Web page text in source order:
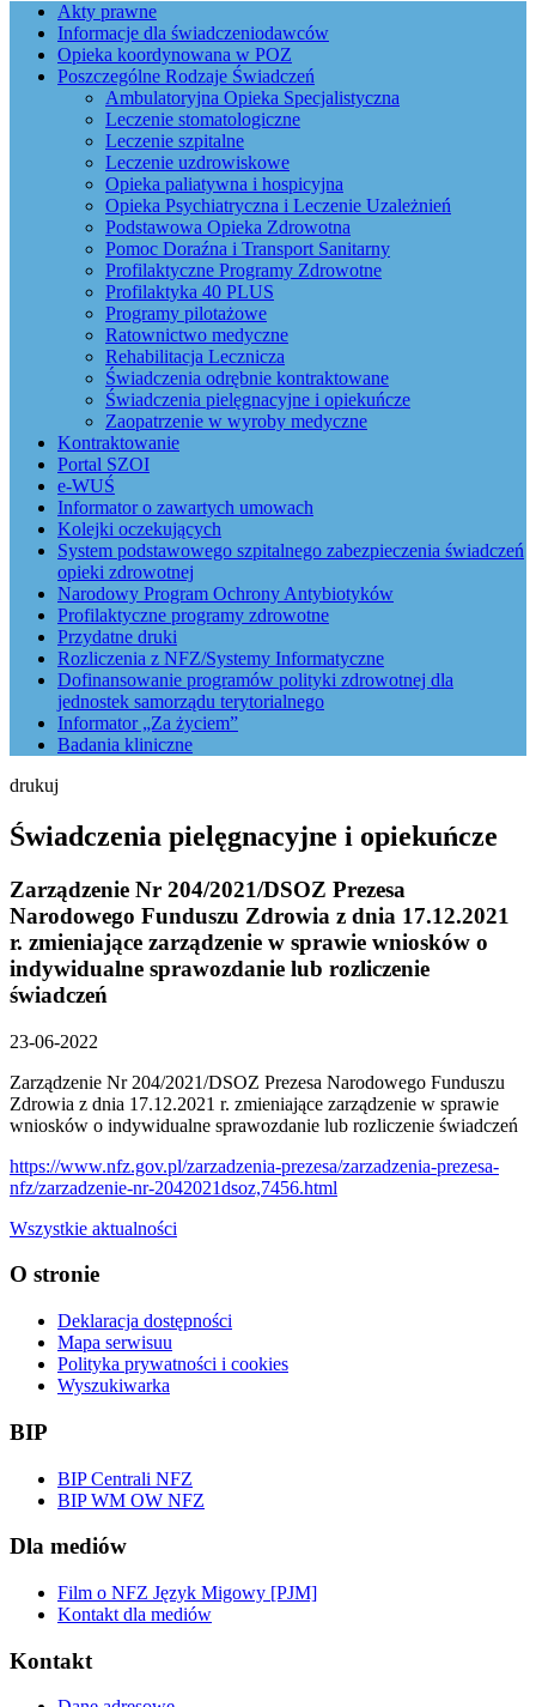
Akty prawne
Informacje dla świadczeniodawców
Opieka koordynowana w POZ
Poszczególne Rodzaje Świadczeń
Ambulatoryjna Opieka Specjalistyczna
Leczenie stomatologiczne
Leczenie szpitalne
Leczenie uzdrowiskowe
Opieka paliatywna i hospicyjna
Opieka Psychiatryczna i Leczenie Uzależnień
Podstawowa Opieka Zdrowotna
Pomoc Doraźna i Transport Sanitarny
Profilaktyczne Programy Zdrowotne
Profilaktyka 40 PLUS
Programy pilotażowe
Ratownictwo medyczne
Rehabilitacja Lecznicza
Świadczenia odrębnie kontraktowane
Świadczenia pielęgnacyjne i opiekuńcze
Zaopatrzenie w wyroby medyczne
Kontraktowanie
Portal SZOI
e-WUŚ
Informator o zawartych umowach
Kolejki oczekujących
System podstawowego szpitalnego zabezpieczenia świadczeń
opieki zdrowotnej
Narodowy Program Ochrony Antybiotyków
Profilaktyczne programy zdrowotne
Przydatne druki
Rozliczenia z NFZ/Systemy Informatyczne
Dofinansowanie programów polityki zdrowotnej dla
jednostek samorządu terytorialnego
Informator „Za życiem”
Badania kliniczne
drukuj
Świadczenia pielęgnacyjne i opiekuńcze
Zarządzenie Nr 204/2021/DSOZ Prezesa
Narodowego Funduszu Zdrowia z dnia 17.12.2021
r. zmieniające zarządzenie w sprawie wniosków o
indywidualne sprawozdanie lub rozliczenie
świadczeń
23-06-2022
Zarządzenie Nr 204/2021/DSOZ Prezesa Narodowego Funduszu
Zdrowia z dnia 17.12.2021 r. zmieniające zarządzenie w sprawie
wniosków o indywidualne sprawozdanie lub rozliczenie świadczeń
https://www.nfz.gov.pl/zarzadzenia-prezesa/zarzadzenia-prezesa-
nfz/zarzadzenie-nr-2042021dsoz,7456.html
Wszystkie aktualności
O stronie
Deklaracja dostępności
Mapa serwisuu
Polityka prywatności i cookies
Wyszukiwarka
BIP
BIP Centrali NFZ
BIP WM OW NFZ
Dla mediów
Film o NFZ Język Migowy [PJM]
Kontakt dla mediów
Kontakt